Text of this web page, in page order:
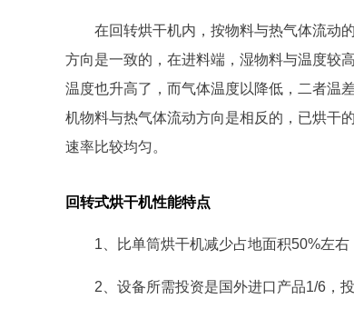
在回转烘干机内，按物料与热气体流动
方向是一致的，在进料端，湿物料与温度较
温度也升高了，而气体温度以降低，二者温
机物料与热气体流动方向是相反的，已烘干
速率比较均匀。
回转式烘干机性能特点
1、比单筒烘干机减少占地面积50%左
2、设备所需投资是国外进口产品1/6，